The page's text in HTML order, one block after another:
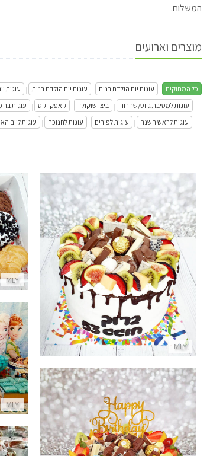
המשלוח.
מוצרים וארועים
כל המתוקים | עוגות יום הולדת בנים | עוגות יום הולדת בנות | עוגות
עוגות למסיבת גיוס/שחרור | ביצי שוקולד | קאפקייקס | עוגות בר
עוגות לראש השנה
| עוגות לפורים | עוגות לחנוכה | עוגות ליום
MLY
MLY
עוגת טפטופי גאנש פירות וממתקים
פרטים נוספים
MLY
דריפ קייק עם ממתקים ופירות ליום הולדת